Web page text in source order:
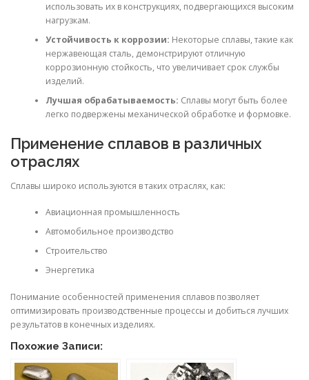
использовать их в конструкциях, подвергающихся высоким
нагрузкам.
Устойчивость к коррозии: Некоторые сплавы, такие как
нержавеющая сталь, демонстрируют отличную
коррозионную стойкость, что увеличивает срок службы
изделий.
Лучшая обрабатываемость: Сплавы могут быть более
легко подвержены механической обработке и формовке.
Применение сплавов в различных
отраслях
Сплавы широко используются в таких отраслях, как:
Авиационная промышленность
Автомобильное производство
Строительство
Энергетика
Понимание особенностей применения сплавов позволяет
оптимизировать производственные процессы и добиться лучших
результатов в конечных изделиях.
Похожие Записи: